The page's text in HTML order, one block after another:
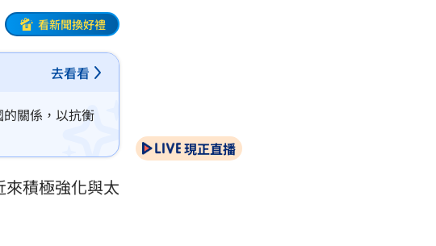
看新聞換好禮
去看看
關係，以抗衡
積極強化與太
現正直播